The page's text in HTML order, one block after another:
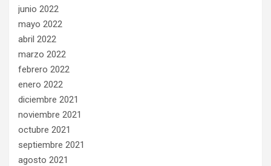
junio 2022
mayo 2022
abril 2022
marzo 2022
febrero 2022
enero 2022
diciembre 2021
noviembre 2021
octubre 2021
septiembre 2021
agosto 2021